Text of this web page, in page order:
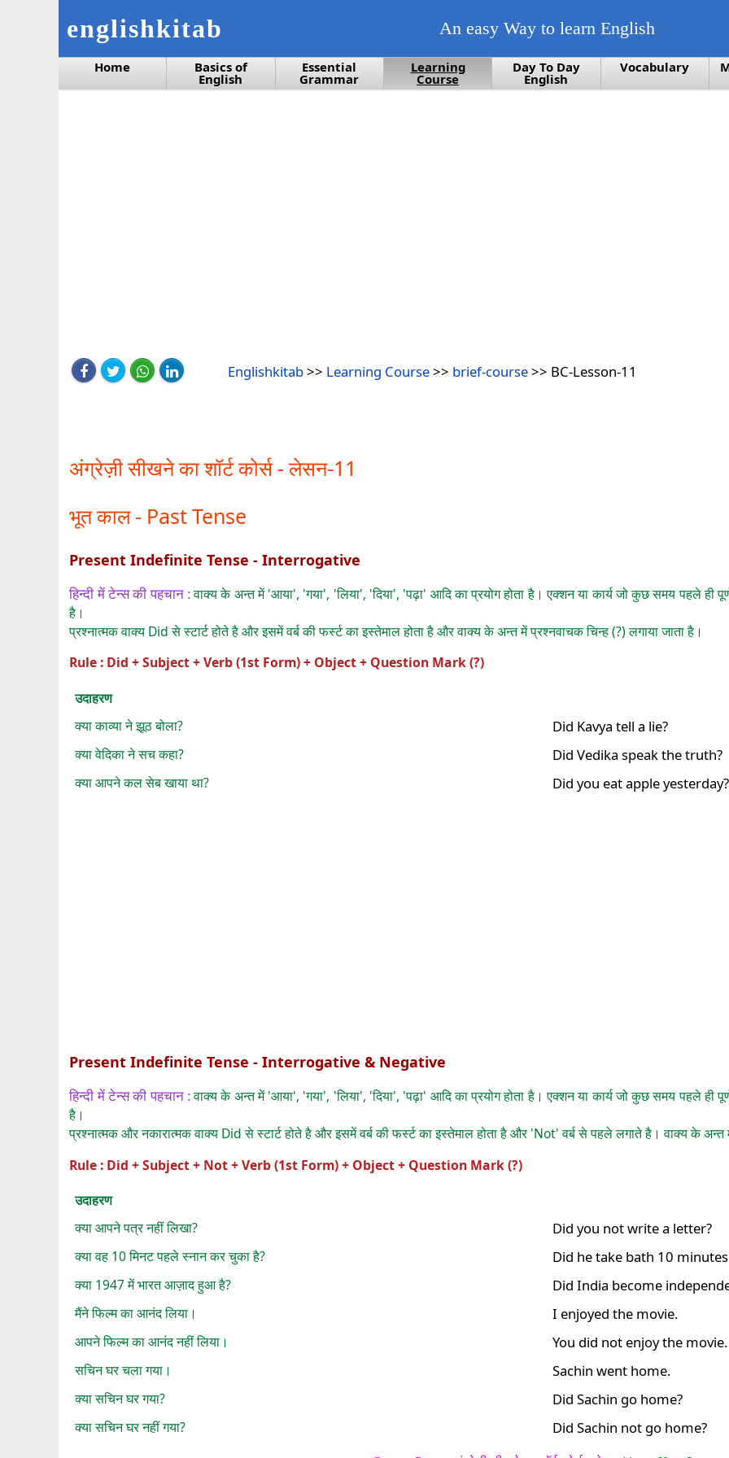
englishkitab An easy Way to learn English
Home Basics of
English
Essential
Grammar
Learning
Course
Day To Day
English
Vocabulary
Englishkitab>> Learning Course>> brief-course>> BC-Lesson-11
अंग्रेज़ी सीखने का शॉर्ट कोर्स - लेसन-11
भूत काल - Past Tense
Present Indefinite Tense - Interrogative
हिन्दी में टेन्स की पहचान :वाक्य के अन्त में 'आया', 'गया', 'लिया', 'दिया', 'पढ़ा' आदि का प्रयोग होता है। एक्शन या कार्य जो कुछ समय पहले ही
है।
प्रश्नात्मक वाक्य Did से स्टार्ट होते है और इसमें वर्ब की फर्स्ट का इस्तेमाल होता है और वाक्य के अन्त में प्रश्नवाचक चिन्ह (?) लगाया जाता है।
Rule : Did + Subject + Verb (1st Form) + Object + Question Mark (?)
उदाहरण
क्या काव्या ने झूठ बोला?
Did Kavya tell a lie?
क्या वेदिका ने सच कहा? Did Vedika speak the truth?
क्या आपने कल सेब खाया था? Did you eat apple yesterday?
Present Indefinite Tense - Interrogative & Negative
हिन्दी में टेन्स की पहचान :वाक्य के अन्त में 'आया', 'गया', 'लिया', 'दिया', 'पढ़ा' आदि का प्रयोग होता है। एक्शन या कार्य जो कुछ समय पहले ही
है।
प्रश्नात्मक और नकारात्मक वाक्य Did से स्टार्ट होते है और इसमें वर्ब की फर्स्ट का इस्तेमाल होता है और 'Not' वर्ब से पहले लगाते है। वाक्य के अन्त
Rule : Did + Subject + Not + Verb (1st Form) + Object + Question Mark (?)
उदाहरण
क्या आपने पत्र नहीं लिखा?
Did you not write a letter?
क्या वह 10 मिनट पहले स्नान कर चुका है? Did he take bath 10
क्या 1947 में भारत आज़ाद हुआ है? Did India become
मैंने फिल्म का आनंद लिया। I enjoyed the movie.
आपने फिल्म का आनंद नहीं लिया। You did not enjoy the movie.
सचिन घर चला गया। Sachin went home.
क्या सचिन घर गया? Did Sachin go home?
क्या सचिन घर नहीं गया? Did Sachin not go home?